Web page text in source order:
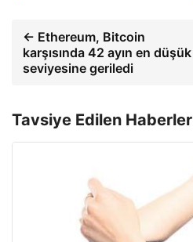
← Ethereum, Bitcoin
karşısında 42 ayın en düşük
seviyesine geriledi
Tavsiye Edilen Haberler